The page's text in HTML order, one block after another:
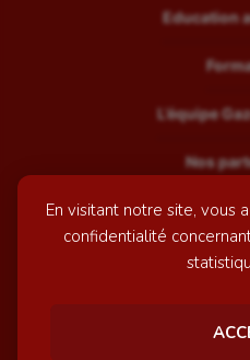
En visitant notre site, vous
confidentialité
Education
L’équipe
Nos